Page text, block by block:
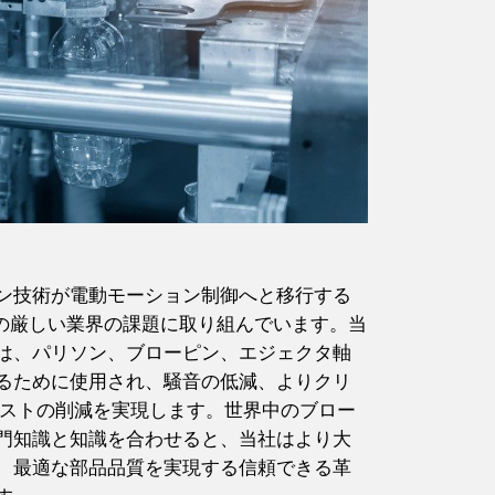
技術が電動モーション制御へと移行する
しい業界の課題に取り組んでいます。当
、パリソン、ブローピン、エジェクタ軸
ために使用され、騒音の低減、よりクリ
トの削減を実現します。世界中のブロー
知識と知識を合わせると、当社はより大
最適な部品品質を実現する信頼できる革